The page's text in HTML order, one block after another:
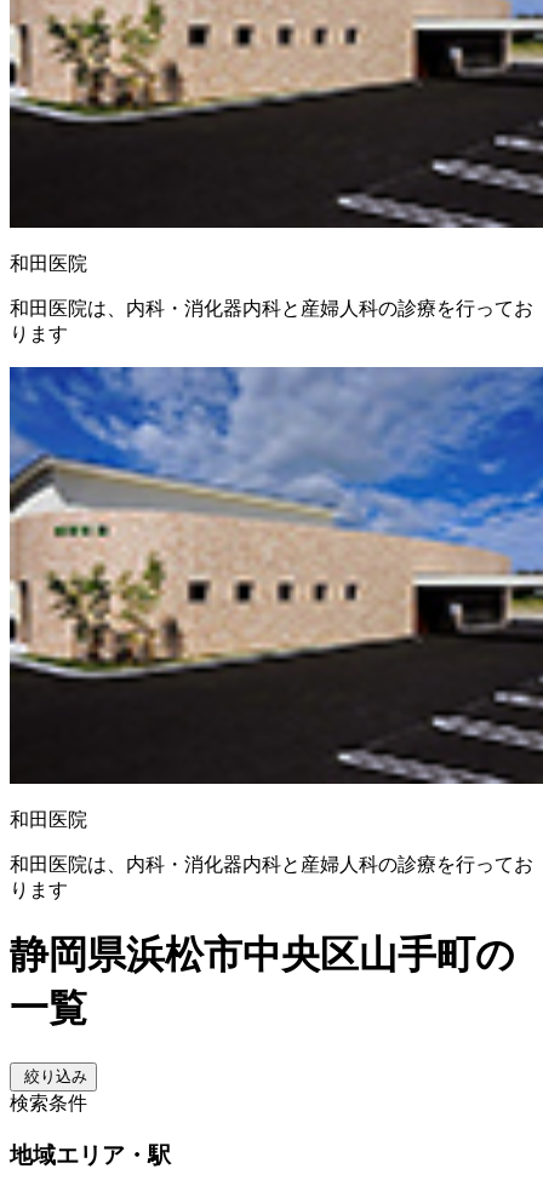
和田医院
和田医院は、内科・消化器内科と産婦人科の診療を行ってお
ります
和田医院
和田医院は、内科・消化器内科と産婦人科の診療を行ってお
ります
静岡県浜松市中央区山手町の
一覧
絞り込み
検索条件
地域エリア・駅